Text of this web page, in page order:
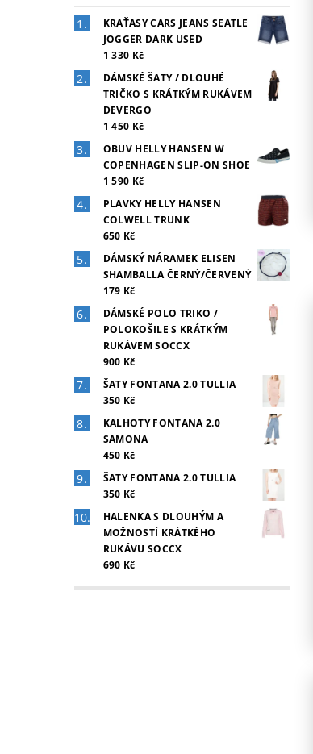
KRAŤASY CARS JEANS SEATLE
JOGGER DARK USED
1 330 Kč
DÁMSKÉ ŠATY / DLOUHÉ
TRIČKO S KRÁTKÝM RUKÁVEM
DEVERGO
1 450 Kč
OBUV HELLY HANSEN W
COPENHAGEN SLIP-ON SHOE
1 590 Kč
PLAVKY HELLY HANSEN
COLWELL TRUNK
650 Kč
DÁMSKÝ NÁRAMEK ELISEN
SHAMBALLA ČERNÝ/ČERVENÝ
179 Kč
DÁMSKÉ POLO TRIKO /
POLOKOŠILE S KRÁTKÝM
RUKÁVEM SOCCX
900 Kč
ŠATY FONTANA 2.0 TULLIA
350 Kč
KALHOTY FONTANA 2.0
SAMONA
450 Kč
ŠATY FONTANA 2.0 TULLIA
350 Kč
HALENKA S DLOUHÝM A
MOŽNOSTÍ KRÁTKÉHO
RUKÁVU SOCCX
690 Kč